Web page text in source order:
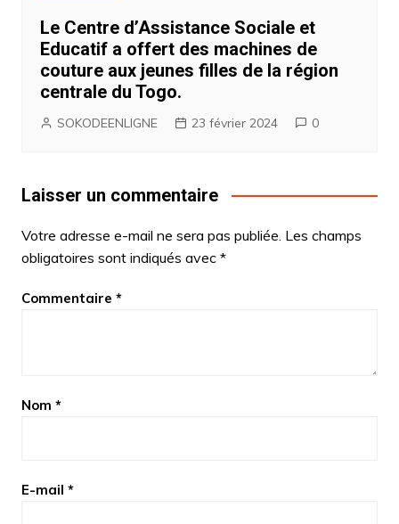
Le Centre d’Assistance Sociale et
Educatif a offert des machines de
couture aux jeunes filles de la région
centrale du Togo.
SOKODEENLIGNE 23 février 2024 0
Laisser un commentaire
Votre adresse e-mail ne sera pas publiée. Les champs
obligatoires sont indiqués avec *
Commentaire *
Nom *
E-mail *